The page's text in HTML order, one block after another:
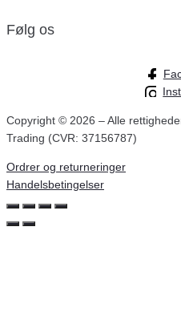
Følg os
Copyright © 2026 – Alle
Trading (CVR: 37156787)
Ordrer og returneringer
Handelsbetingelser